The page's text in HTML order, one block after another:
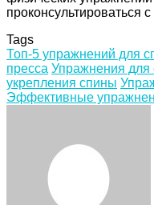
проконсультироваться
Tags
Топ-5 упражнений для
пресса Упражнения для
укрепления спины
Эффективные